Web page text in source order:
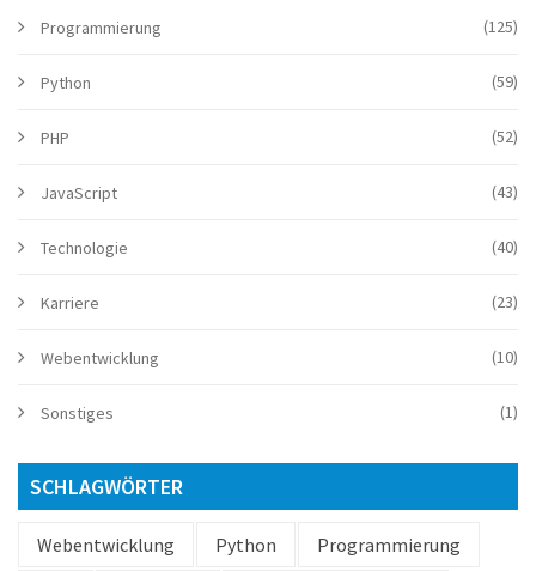
Programmierung (125)
Python (59)
PHP (52)
JavaScript (43)
Technologie (40)
Karriere (23)
Webentwicklung (10)
Sonstiges (1)
SCHLAGWÖRTER
Webentwicklung Python
Programmierung